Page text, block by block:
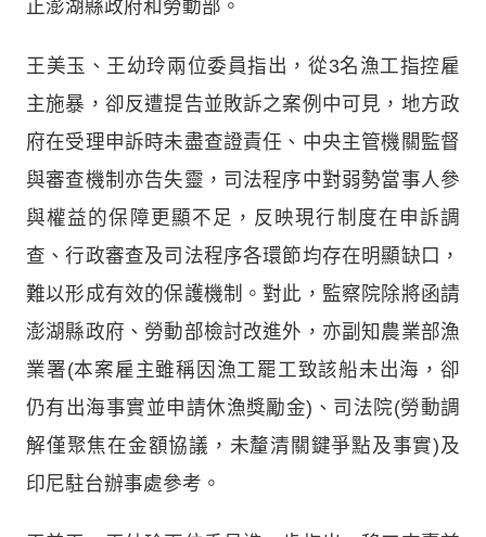
正澎湖縣政府和勞動部。
王美玉、王幼玲兩位委員指出，從3名漁工指控雇
主施暴，卻反遭提告並敗訴之案例中可見，地方政
府在受理申訴時未盡查證責任、中央主管機關監督
與審查機制亦告失靈，司法程序中對弱勢當事人參
與權益的保障更顯不足，反映現行制度在申訴調
查、行政審查及司法程序各環節均存在明顯缺口，
難以形成有效的保護機制。對此，監察院除將函請
澎湖縣政府、勞動部檢討改進外，亦副知農業部漁
業署(本案雇主雖稱因漁工罷工致該船未出海，卻
仍有出海事實並申請休漁獎勵金)、司法院(勞動調
解僅聚焦在金額協議，未釐清關鍵爭點及事實)及
印尼駐台辦事處參考。